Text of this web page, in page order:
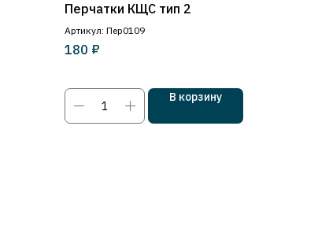
Перчатки КЩС тип 2
Артикул: Пер0109
180 ₽
В корзину